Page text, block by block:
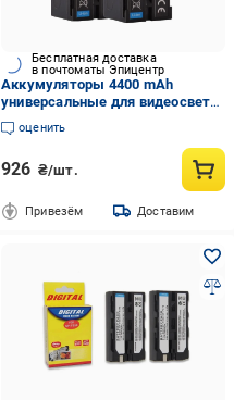
Бесплатная доставка
в почтоматы Эпицентр
Аккумуляторы 4400 mAh
универсальные для видеосвета
камеры F770/F750 2 шт.
(34629890)
оценить
926 ₴/шт.
Привезём Доставим